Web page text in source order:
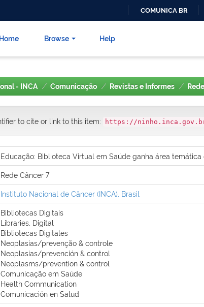
COMUNICA BR
Browse Help
- INCA Comunicação Revistas e Informes
to cite or link to this item: https://
Educação: Biblioteca Virtual em Saúde ganha área
Rede Câncer 7
Instituto Nacional de Câncer (INCA), Brasil
Bibliotecas Digitais
Libraries, Digital
Bibliotecas Digitales
Neoplasias/prevenção & controle
Neoplasias/prevención & control
Neoplasms/prevention & control
Comunicação em Saúde
Health Communication
Comunicación en Salud